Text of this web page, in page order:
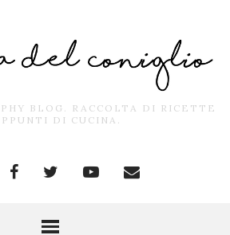
BLOG. RACCOLTA DI RICETTE
DI CUCINA.